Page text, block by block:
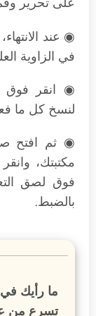
◉ عند
في الزاوية
◉ انقر فوق
لنسخ كل ما
◉ ثم افتح
مكتبتك،
فوق لصق
بالضبط.
ما رأيك
تسرع من